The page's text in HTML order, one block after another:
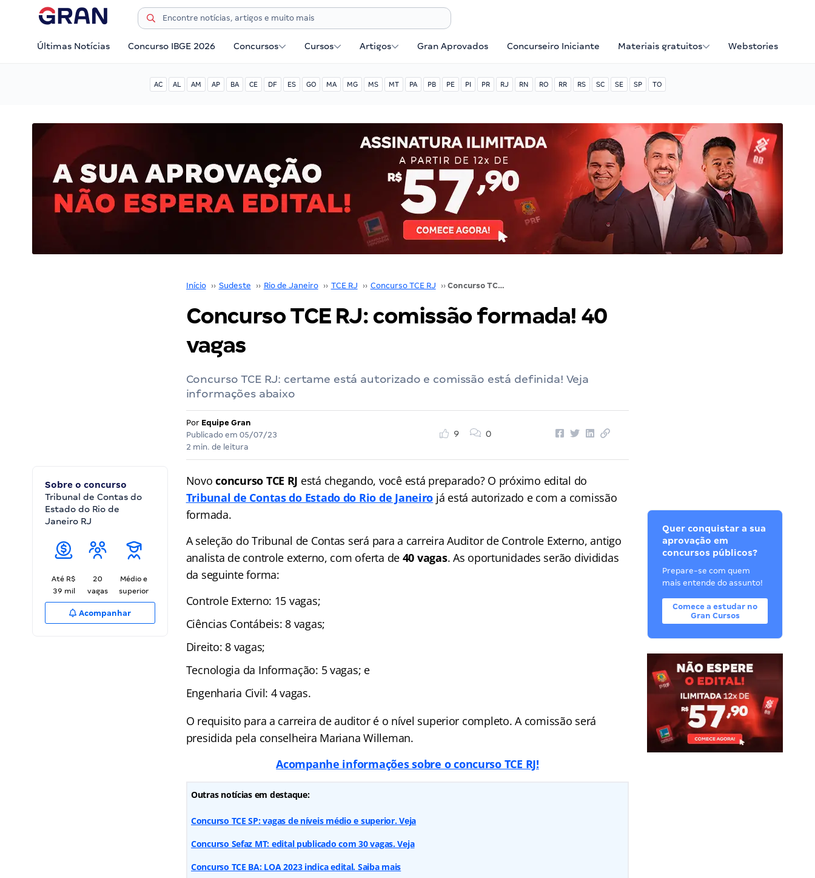
Últimas Notícias Concurso IBGE 2026 Concursos Cursos Artigos Gran Aprovados Concurseiro Iniciante Materiais gratuitos Webstories
AC AL AM AP BA CE DF ES GO MA MG MS MT PA PB PE PI PR RJ RN RO RR RS SC SE SP TO
Início ›› Sudeste ›› Rio de Janeiro ›› TCE RJ ›› Concurso TCE RJ ›› Concurso TCE RJ: comissão formada! 40 vagas
Concurso TCE RJ: comissão formada! 40
vagas
Concurso TCE RJ: certame está autorizado e comissão está definida! Veja
informações abaixo
Por Equipe Gran
Publicado em 05/07/23
2 min. de leitura
9 0
Sobre o concurso
Tribunal de Contas do
Estado do Rio de
Janeiro RJ
Até R$
39 mil
20
vagas
Médio e
superior
Acompanhar
Novoconcurso TCE RJ está chegando, você está preparado? O próximo edital do
Tribunal de Contas do Estado do Rio de Janeiro já está autorizado e com a comissão
formada.
A seleção do Tribunal de Contas será para a carreira Auditor de Controle Externo, antigo
analista de controle externo, com oferta de40 vagas. As oportunidades serão divididas
da seguinte forma:
Controle Externo: 15 vagas;
Ciências Contábeis: 8 vagas;
Direito: 8 vagas;
Tecnologia da Informação: 5 vagas; e
Engenharia Civil: 4 vagas.
O requisito para a carreira de auditor é o nível superior completo. A comissão será
presidida pela conselheira Mariana Willeman.
Acompanhe informações sobre o concurso TCE RJ!
Outras notícias em destaque:
Concurso TCE SP: vagas de níveis médio e superior. Veja
Concurso Sefaz MT: edital publicado com 30 vagas. Veja
Concurso TCE BA: LOA 2023 indica edital. Saiba mais
Quer conquistar a sua
aprovação em
concursos públicos?
Prepare-se com quem
mais entende do assunto!
Comece a estudar no
Gran Cursos